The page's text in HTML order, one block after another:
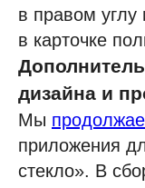
в правом
в карточке
дизайна и
Мы
приложения
стекло». В